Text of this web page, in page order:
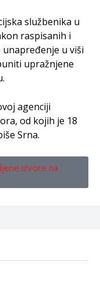
službenika u
raspisanih i
u viši
upražnjene
agenciji
od kojih je 18
Srna.
izvore na